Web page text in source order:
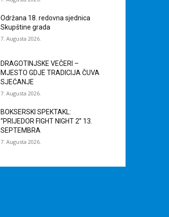
Održana 18. redovna sjednica
Skupštine grada
7. Augusta 2026.
DRAGOTINJSKE VEČERI –
MJESTO GDJE TRADICIJA ČUVA
SJEĆANJE
7. Augusta 2026.
BOKSERSKI SPEKTAKL:
“PRIJEDOR FIGHT NIGHT 2” 13.
SEPTEMBRA
7. Augusta 2026.